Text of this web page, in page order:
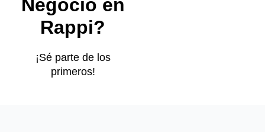
Negocio en
Rappi?
¡Sé parte de los
primeros!